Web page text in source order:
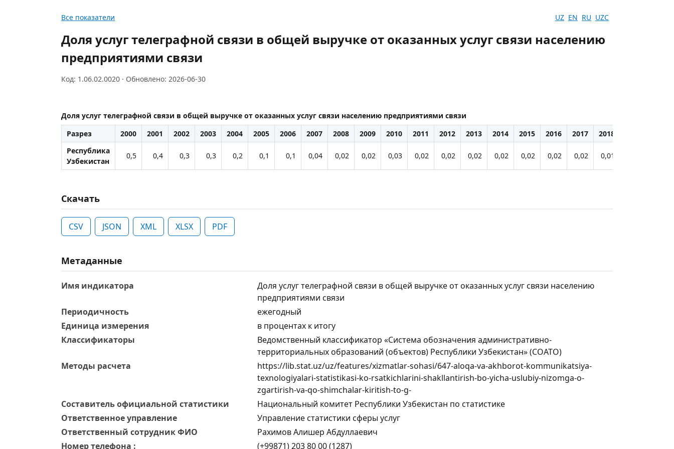
Все показатели UZ EN RU UZC
Доля услуг телеграфной связи в общей выручке от оказанных услуг связи населению
предприятиями связи
Код: 1.06.02.0020 · Обновлено: 2026-06-30
Доля услуг телеграфной связи в общей выручке от оказанных услуг связи населению предприятиями связи
Разрез
2000 2001 2002 2003 2004 2005 2006 2007 2008 2009 2010 2011 2012 2013 2014 2015 2016 2017 2018
Республика
Узбекистан
0,5 0,4 0,3 0,3 0,2 0,1 0,1 0,04 0,02 0,02 0,03 0,02 0,02 0,02 0,02 0,02 0,02 0,02 0,01
Скачать
CSV JSON XML XLSX PDF
Метаданные
Имя индикатора
Доля услуг телеграфной связи в общей выручке от оказанных услуг связи населению
предприятиями связи
Периодичность
ежегодный
Единица измерения
в процентах к итогу
Классификаторы
Ведомственный классификатор «Система обозначения административно-
территориальных образований (объектов) Республики Узбекистан» (СОАТО)
Методы расчета
https://lib.stat.uz/uz/features/xizmatlar-sohasi/647-aloqa-va-akhborot-kommunikatsiya-
texnologiyalari-statistikasi-ko-rsatkichlarini-shakllantirish-bo-yicha-uslubiy-nizomga-o-
zgartirish-va-qo-shimchalar-kiritish-to-g-
Составитель официальной статистики
Национальный комитет Республики Узбекистан по статистике
Ответственное управление
Управление статистики сферы услуг
Oтветственный сотрудник ФИО
Рахимов Алишер Абдуллаевич
Номер телефона :
(+99871) 203 80 00 (1287)